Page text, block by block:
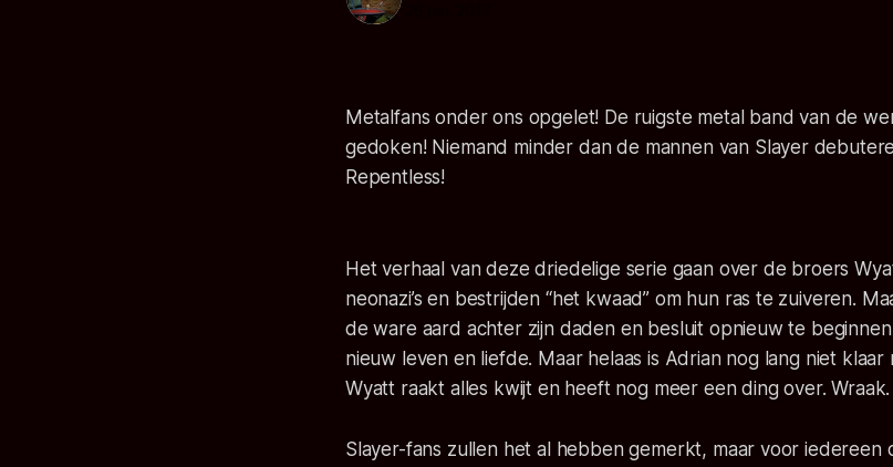
Metalfans onder ons opgelet! De ruigste metal band van de
gedoken! Niemand minder dan de mannen van Slayer
Repentless!
Het verhaal van deze driedelige serie gaan over de broers
neonazi’s en bestrijden “het kwaad” om hun ras te zuiveren.
de ware aard achter zijn daden en besluit opnieuw te
nieuw leven en liefde. Maar helaas is Adrian nog lang niet
Wyatt raakt alles kwijt en heeft nog meer een ding over. Wraak.
Slayer-fans zullen het al hebben gemerkt, maar voor iedereen